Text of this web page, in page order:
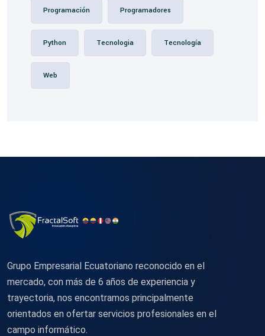
Programación Programadores
Python Tecnologia Tecnología
Web
Grupo Empresarial Ecuatoriano reconocido en el
mercado, con más de 6 años de experiencia y
trayectoria, nos encontramos principalmente
orientados en ofertar servicios profesionales en el
campo informático.